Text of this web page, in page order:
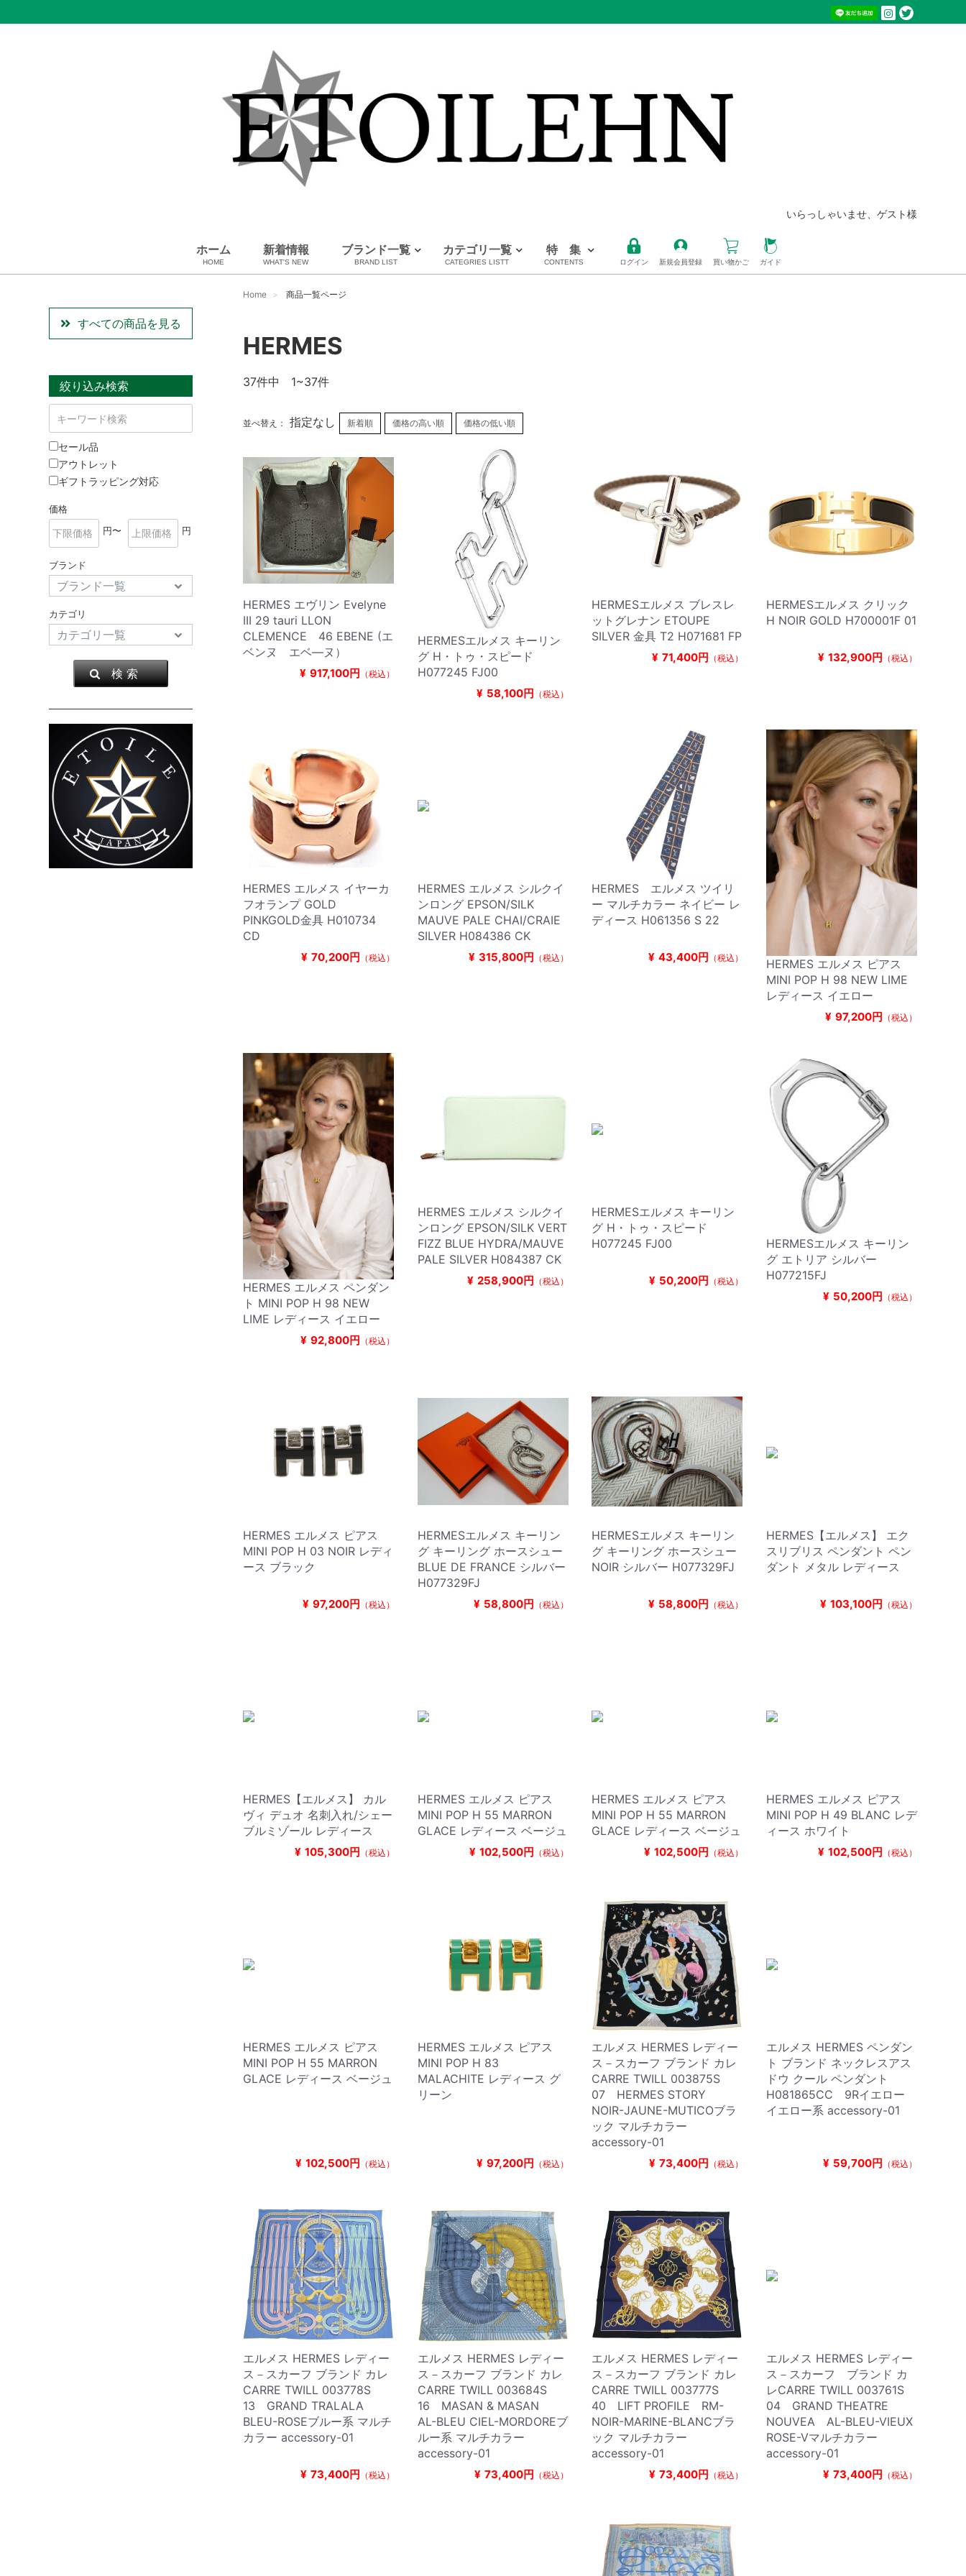
いらっしゃいませ、ゲスト様
ホーム
HOME
新着情報
WHAT'S NEW
ブランド一覧
BRAND LIST
プラダ
シャネル
エルメス
全てのブランドを見る
カテゴリ一覧
CATEGRIES LISTT
スカーフ・マフラー
コート、上着
USED Hermès
雑貨・その他
バッグ＆ポーチ
アロマ＆フレグランス
特 集
CONTENTS ログイン 新規会員登録 買い物かご ガイド
Home 商品一覧ページ
すべての商品を見る
絞り込み検索
セール品
アウトレット
ギフトラッピング対応
価格
円〜
円
ブランド
カテゴリ
検 索
HERMES
37件中 1~37件
並べ替え： 指定なし 新着順 価格の高い順 価格の低い順
HERMES エヴリン Evelyne
III 29 tauri LLON
CLEMENCE 46 EBENE (エ
ベンヌ エベ―ヌ）
¥ 917,100円 （税込）
HERMESエルメス キーリン
グ H・トゥ・スピード
H077245 FJ00
¥ 58,100円 （税込）
HERMESエルメス ブレスレ
ットグレナン ETOUPE
SILVER 金具 T2 H071681 FP
¥ 71,400円 （税込）
HERMESエルメス クリック
H NOIR GOLD H700001F 01
¥ 132,900円 （税込）
HERMES エルメス イヤーカ
フオランプ GOLD
PINKGOLD金具 H010734
CD
¥ 70,200円 （税込）
HERMES エルメス シルクイ
ンロング EPSON/SILK
MAUVE PALE CHAI/CRAIE
SILVER H084386 CK
¥ 315,800円 （税込）
HERMES エルメス ツイリ
ー マルチカラー ネイビー レ
ディース H061356 S 22
¥ 43,400円 （税込）
HERMES エルメス ピアス
MINI POP H 98 NEW LIME
レディース イエロー
¥ 97,200円 （税込）
HERMES エルメス ペンダン
ト MINI POP H 98 NEW
LIME レディース イエロー
¥ 92,800円 （税込）
HERMES エルメス シルクイ
ンロング EPSON/SILK VERT
FIZZ BLUE HYDRA/MAUVE
PALE SILVER H084387 CK
¥ 258,900円 （税込）
HERMESエルメス キーリン
グ H・トゥ・スピード
H077245 FJ00
¥ 50,200円 （税込）
HERMESエルメス キーリン
グ エトリア シルバー
H077215FJ
¥ 50,200円 （税込）
HERMES エルメス ピアス
MINI POP H 03 NOIR レディ
ース ブラック
¥ 97,200円 （税込）
HERMESエルメス キーリン
グ キーリング ホースシュー
BLUE DE FRANCE シルバー
H077329FJ
¥ 58,800円 （税込）
HERMESエルメス キーリン
グ キーリング ホースシュー
NOIR シルバー H077329FJ
¥ 58,800円 （税込）
HERMES【エルメス】 エク
スリブリス ペンダント ペン
ダント メタル レディース
¥ 103,100円 （税込）
HERMES【エルメス】 カル
ヴィ デュオ 名刺入れ/シェー
ブルミゾール レディース
¥ 105,300円 （税込）
HERMES エルメス ピアス
MINI POP H 55 MARRON
GLACE レディース ベージュ
¥ 102,500円 （税込）
HERMES エルメス ピアス
MINI POP H 55 MARRON
GLACE レディース ベージュ
¥ 102,500円 （税込）
HERMES エルメス ピアス
MINI POP H 49 BLANC レデ
ィース ホワイト
¥ 102,500円 （税込）
HERMES エルメス ピアス
MINI POP H 55 MARRON
GLACE レディース ベージュ
¥ 102,500円 （税込）
HERMES エルメス ピアス
MINI POP H 83
MALACHITE レディース グ
リーン
¥ 97,200円 （税込）
エルメス HERMES レディー
ス－スカーフ ブランド カレ
CARRE TWILL 003875S
07 HERMES STORY
NOIR-JAUNE-MUTICOブラ
ック マルチカラー
accessory-01
¥ 73,400円 （税込）
エルメス HERMES ペンダン
ト ブランド ネックレスアス
ドウ クール ペンダント
H081865CC 9Rイエロー
イエロー系 accessory-01
¥ 59,700円 （税込）
エルメス HERMES レディー
ス－スカーフ ブランド カレ
CARRE TWILL 003778S
13 GRAND TRALALA
BLEU-ROSEブルー系 マルチ
カラー accessory-01
¥ 73,400円 （税込）
エルメス HERMES レディー
ス－スカーフ ブランド カレ
CARRE TWILL 003684S
16 MASAN & MASAN
AL-BLEU CIEL-MORDOREブ
ルー系 マルチカラー
accessory-01
¥ 73,400円 （税込）
エルメス HERMES レディー
ス－スカーフ ブランド カレ
CARRE TWILL 003777S
40 LIFT PROFILE RM-
NOIR-MARINE-BLANCブラ
ック マルチカラー
accessory-01
¥ 73,400円 （税込）
エルメス HERMES レディー
ス－スカーフ ブランド カ
レCARRE TWILL 003761S
04 GRAND THEATRE
NOUVEA AL-BLEU-VIEUX
ROSE-Vマルチカラー
accessory-01
¥ 73,400円 （税込）